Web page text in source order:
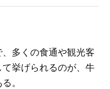
多くの食通や観光客
挙げられるのが、牛
。